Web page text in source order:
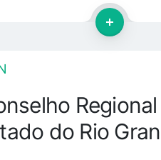
do Rio